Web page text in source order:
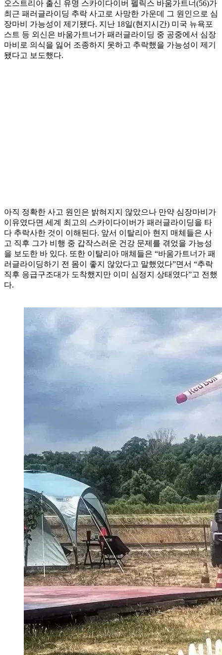
오스트리아 출신 유명 스카이다이버 펠릭스 바움가트너(56)가
최근 패러글라이딩 추락 사고로 사망한 가운데 그 원인으로 심
장마비 가능성이 제기됐다. 지난 18일(현지시간) 미국 뉴욕포
스트 등 외신은 바움가트너가 패러글라이딩 중 공중에서 심장
마비로 의식을 잃어 조종하지 못하고 추락했을 가능성이 제기
됐다고 보도했다.
아직 정확한 사고 원인은 밝혀지지 않았으나 만약 심장마비가
이유였다면 세계 최고의 스카이다이버가 패러글라이딩을 타
다 추락사한 것이 이해된다. 앞서 이탈리아 현지 매체들은 사
고 직후 그가 비행 중 갑작스러운 건강 문제를 겪었을 가능성
을 보도한 바 있다. 또한 이탈리아 매체들은 “바움가트너가 패
러글라이딩하기 전 몸이 좋지 않았다고 말했었다”면서 “추락
직후 응급구조대가 도착했지만 이미 심정지 상태였다”고 전했
다.